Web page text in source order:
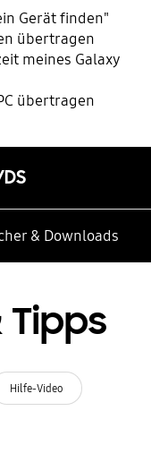
Gerät finden"
übertragen
meines Galaxy
übertragen
& Downloads
Tipps
Hilfe-Video